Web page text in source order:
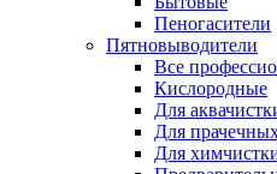
Пеногасители
Пятновыводители
Все
Кислородные
Для
Для
Для